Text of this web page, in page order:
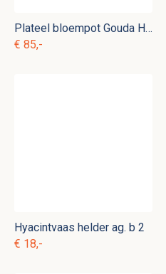
Plateel bloempot Gouda Holland Patricia
€ 85,-
Hyacintvaas helder ag. b 2
€ 18,-